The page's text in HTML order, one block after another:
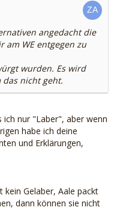
angedacht die
am WE entgegen zu
wurden. Es wird
nicht geht.
nur "Laber", aber wenn
habe ich deine
und Erklärungen,
kein Gelaber, Aale packt
dann können sie nicht